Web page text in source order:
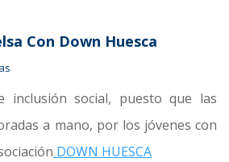
Con Down Huesca
inclusión social, puesto que las
a mano, por los jóvenes con
DOWN HUESCA